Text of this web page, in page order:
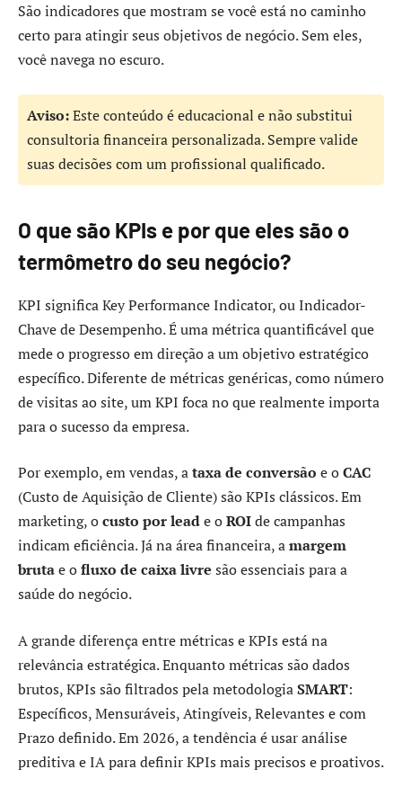
São indicadores que mostram se você está no caminho
certo para atingir seus objetivos de negócio. Sem eles,
você navega no escuro.
Aviso:Este conteúdo é educacional e não substitui
consultoria financeira personalizada. Sempre valide
suas decisões com um profissional qualificado.
O que são KPIs e por que eles são o
termômetro do seu negócio?
KPI significa Key Performance Indicator, ou Indicador-
Chave de Desempenho. É uma métrica quantificável que
mede o progresso em direção a um objetivo estratégico
específico. Diferente de métricas genéricas, como número
de visitas ao site, um KPI foca no que realmente importa
para o sucesso da empresa.
Por exemplo, em vendas, ataxa de conversão e oCAC
(Custo de Aquisição de Cliente) são KPIs clássicos. Em
marketing, ocusto por leade oROIde campanhas
indicam eficiência. Já na área financeira, amargem
brutae ofluxo de caixa livre são essenciais para a
saúde do negócio.
A grande diferença entre métricas e KPIs está na
relevância estratégica. Enquanto métricas são dados
brutos, KPIs são filtrados pela metodologiaSMART:
Específicos, Mensuráveis, Atingíveis, Relevantes e com
Prazo definido. Em 2026, a tendência é usar análise
preditiva e IA para definir KPIs mais precisos e proativos.